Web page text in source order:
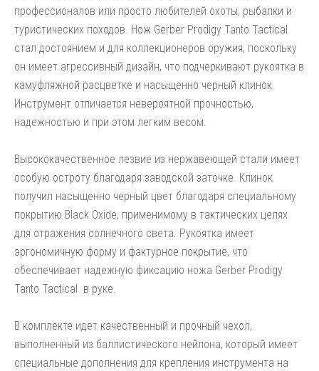
профессионалов или просто любителей охоты, рыбалки и
туристических походов. Нож Gerber Prodigy Tanto Tactical
стал достоянием и для коллекционеров оружия, поскольку
он имеет агрессивный дизайн, что подчеркивают рукоятка в
камуфляжной расцветке и насыщенно черный клинок.
Инструмент отличается невероятной прочностью,
надежностью и при этом легким весом.
Высококачественное лезвие из нержавеющей стали имеет
особую остроту благодаря заводской заточке. Клинок
получил насыщенно черный цвет благодаря специальному
покрытию Black Oxide, применимому в тактических целях
для отражения солнечного света. Рукоятка имеет
эргономичную форму и фактурное покрытие, что
обеспечивает надежную фиксацию ножа Gerber Prodigy
Tanto Tactical в руке.
В комплекте идет качественный и прочный чехол,
выполненный из баллистического нейлона, который имеет
специальные дополнения для крепления инструмента на